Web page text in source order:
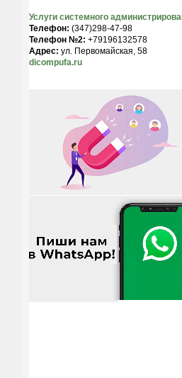
Услуги системного
Телефон: (347)298-47-98
Телефон №2: +79196132578
Адрес: ул. Первомайская, 58
dicompufa.ru